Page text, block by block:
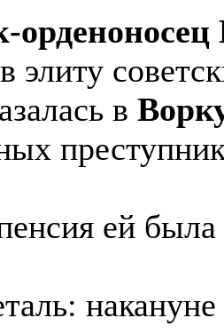
элиту
в
ей была